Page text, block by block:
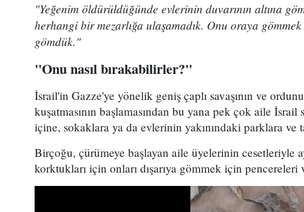
"Yeğenim öldürüldüğünde evlerinin duvarının altına
herhangi bir mezarlığa ulaşamadık. Onu oraya
gömdük."
"Onu nasıl bırakabilirler?"
İsrail'in Gazze'ye yönelik geniş çaplı savaşının ve
kuşatmasının başlamasından bu yana pek çok aile İsrail
içine, sokaklara ya da evlerinin yakınındaki parklara ve
Birçoğu, çürümeye başlayan aile üyelerinin cesetleriyle
korktukları için onları dışarıya gömmek için pencereleri